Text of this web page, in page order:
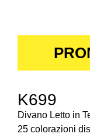
K699
Divano Letto in
25 colorazioni